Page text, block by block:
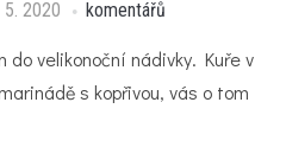
5. 2020 komentářů
do velikonoční nádivky. Kuře v
s kopřivou, vás o tom